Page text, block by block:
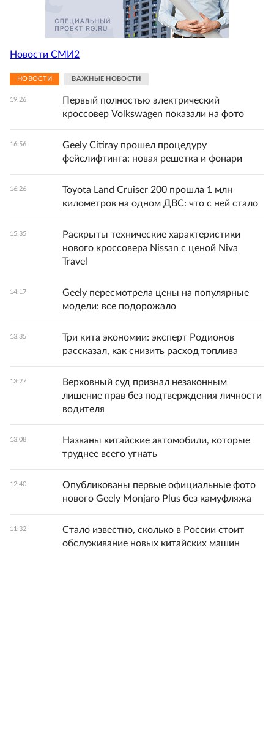
Новости СМИ2
НОВОСТИ ВАЖНЫЕ НОВОСТИ
19:26
Первый полностью электрический
кроссовер Volkswagen показали на фото
16:56
Geely Citiray прошел процедуру
фейслифтинга: новая решетка и фонари
16:26
Toyota Land Cruiser 200 прошла 1 млн
километров на одном ДВС: что с ней стало
15:35
Раскрыты технические характеристики
нового кроссовера Nissan с ценой Niva
Travel
14:17
Geely пересмотрела цены на популярные
модели: все подорожало
13:35
Три кита экономии: эксперт Родионов
рассказал, как снизить расход топлива
13:27
Верховный суд признал незаконным
лишение прав без подтверждения личности
водителя
13:08
Названы китайские автомобили, которые
труднее всего угнать
12:40
Опубликованы первые официальные фото
нового Geely Monjaro Plus без камуфляжа
11:32
Стало известно, сколько в России стоит
обслуживание новых китайских машин